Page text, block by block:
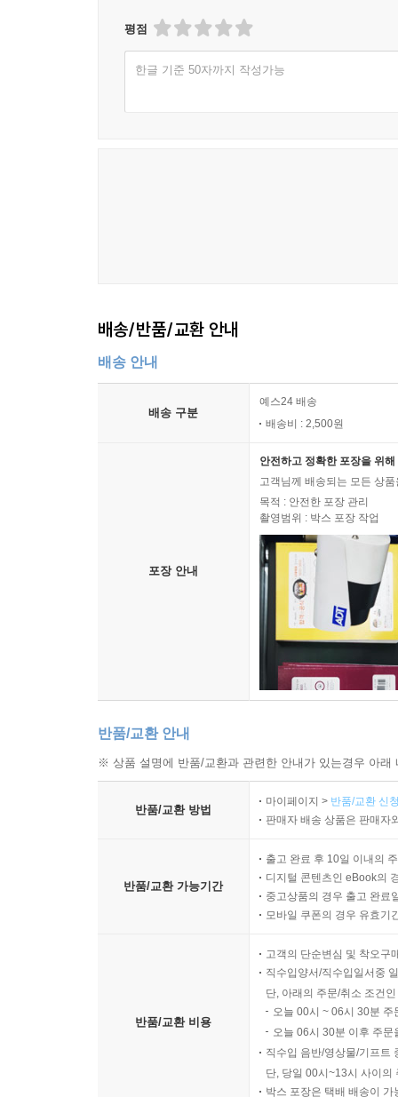
평점
한글 기준 50자까지 작성가능
배송/반품/교환 안내
배송 안내
배송 구분
예스24 배송
배송비 : 2,500원
포장 안내
안전하고 정확한 포장을 위
고객님께 배송되는 모든 상
목적 : 안전한 포장 관리
촬영범위 : 박스 포장 작업
반품/교환 안내
※ 상품 설명에 반품/교환과 관련한 안내가 있는경우 아
반품/교환 방법
마이페이지 > 반품/교환 신
판매자 배송 상품은 판매자
반품/교환 가능기간
출고 완료 후 10일 이내의
디지털 콘텐츠인 eBook의
중고상품의 경우 출고 완료
모바일 쿠폰의 경우 유효기
반품/교환 비용
고객의 단순변심 및 착오구
직수입양서/직수입일서중
단, 아래의 주문/취소 조건
오늘 00시 ~ 06시 30분
오늘 06시 30분 이후 주
직수입 음반/영상물/기프트
단, 당일 00시~13시 사이의
박스 포장은 택배 배송이